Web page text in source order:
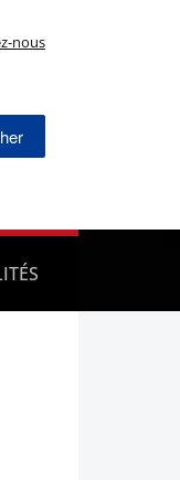
nous